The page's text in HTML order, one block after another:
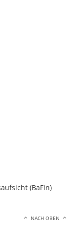
(BaFin)
NACH OBEN